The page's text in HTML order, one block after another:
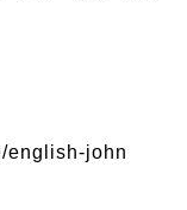
english-john